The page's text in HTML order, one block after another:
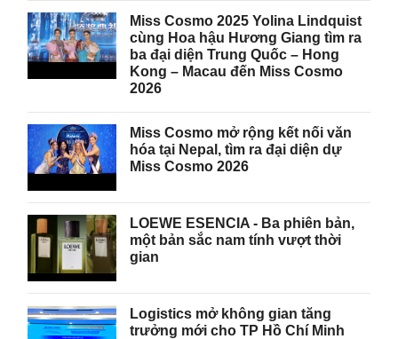
Miss Cosmo 2025 Yolina Lindquist
cùng Hoa hậu Hương Giang tìm ra
ba đại diện Trung Quốc – Hong
Kong – Macau đến Miss Cosmo
2026
Miss Cosmo mở rộng kết nối văn
hóa tại Nepal, tìm ra đại diện dự
Miss Cosmo 2026
LOEWE ESENCIA - Ba phiên bản,
một bản sắc nam tính vượt thời
gian
Logistics mở không gian tăng
trưởng mới cho TP Hồ Chí Minh